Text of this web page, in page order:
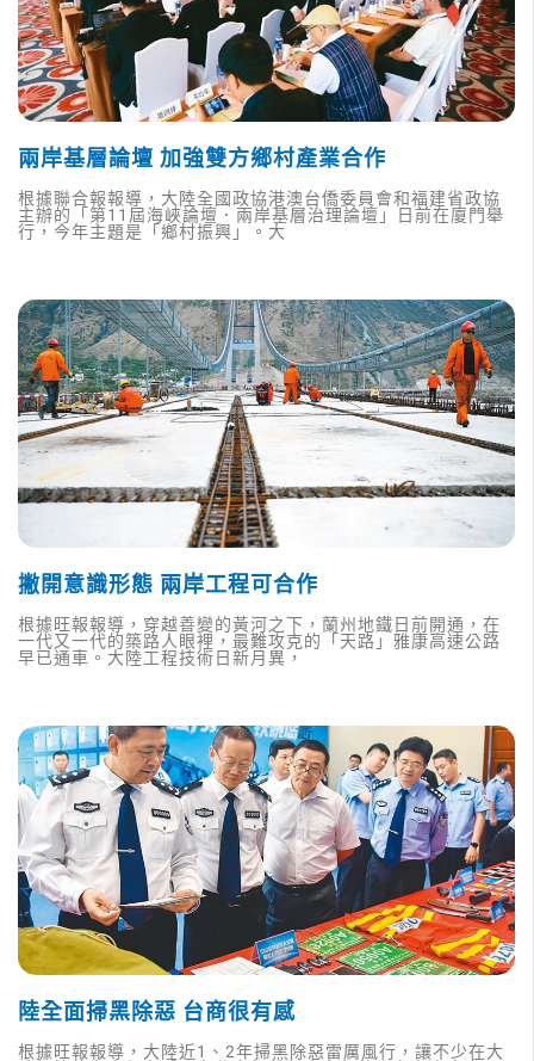
兩岸基層論壇 加強雙方鄉村產業合作
根據聯合報報導，大陸全國政協港澳台僑委員會和福建省政協
主辦的「第11屆海峽論壇．兩岸基層治理論壇」日前在廈門舉
行，今年主題是「鄉村振興」。大
撇開意識形態 兩岸工程可合作
根據旺報報導，穿越善變的黃河之下，蘭州地鐵日前開通，在
一代又一代的築路人眼裡，最難攻克的「天路」雅康高速公路
早已通車。大陸工程技術日新月異，
陸全面掃黑除惡 台商很有感
根據旺報報導，大陸近1、2年掃黑除惡雷厲風行，讓不少在大